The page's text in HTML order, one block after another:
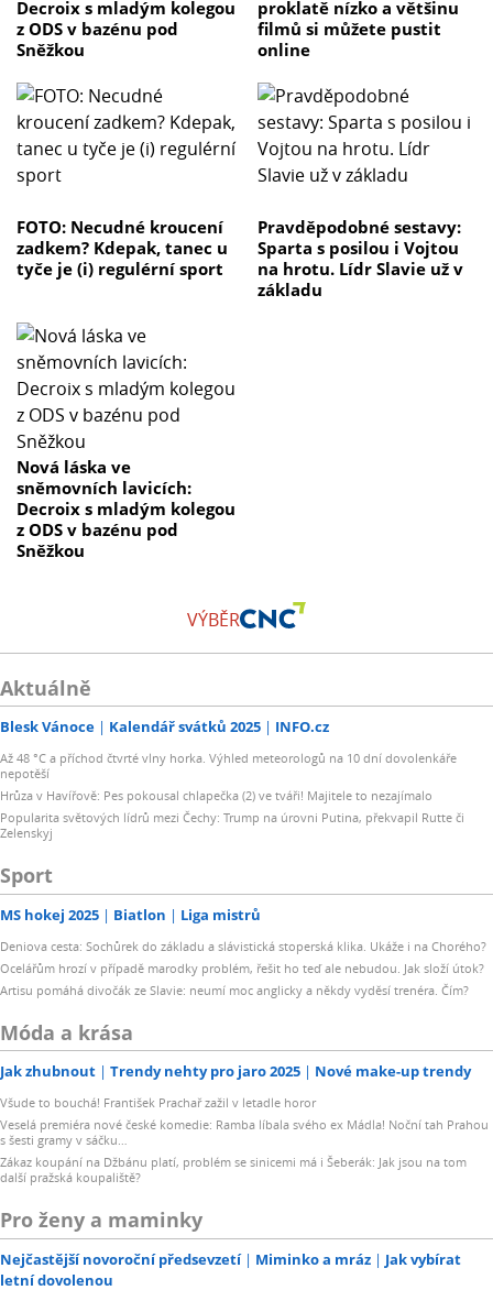
Decroix s mladým kolegou
z ODS v bazénu pod
Sněžkou
proklatě nízko a většinu
filmů si můžete pustit
online
FOTO: Necudné kroucení
zadkem? Kdepak, tanec u
tyče je (i) regulérní sport
Pravděpodobné sestavy:
Sparta s posilou i Vojtou
na hrotu. Lídr Slavie už v
základu
Nová láska ve
sněmovních lavicích:
Decroix s mladým kolegou
z ODS v bazénu pod
Sněžkou
VÝBĚR
Aktuálně
Blesk Vánoce Kalendář svátků 2025 INFO.cz
Až 48 °C a příchod čtvrté vlny horka. Výhled meteorologů na 10 dní dovolenkáře
nepotěší
Hrůza v Havířově: Pes pokousal chlapečka (2) ve tváři! Majitele to nezajímalo
Popularita světových lídrů mezi Čechy: Trump na úrovni Putina, překvapil Rutte či
Zelenskyj
Sport
MS hokej 2025 Biatlon Liga mistrů
Deniova cesta: Sochůrek do základu a slávistická stoperská klika. Ukáže i na Chorého?
Ocelářům hrozí v případě marodky problém, řešit ho teď ale nebudou. Jak složí útok?
Artisu pomáhá divočák ze Slavie: neumí moc anglicky a někdy vyděsí trenéra. Čím?
Móda a krása
Jak zhubnout Trendy nehty pro jaro 2025 Nové make-up trendy
Všude to bouchá! František Prachař zažil v letadle horor
Veselá premiéra nové české komedie: Ramba líbala svého ex Mádla! Noční tah Prahou
s šesti gramy v sáčku…
Zákaz koupání na Džbánu platí, problém se sinicemi má i Šeberák: Jak jsou na tom
další pražská koupaliště?
Pro ženy a maminky
Nejčastější novoroční předsevzetí Miminko a mráz
Jak vybírat
letní dovolenou